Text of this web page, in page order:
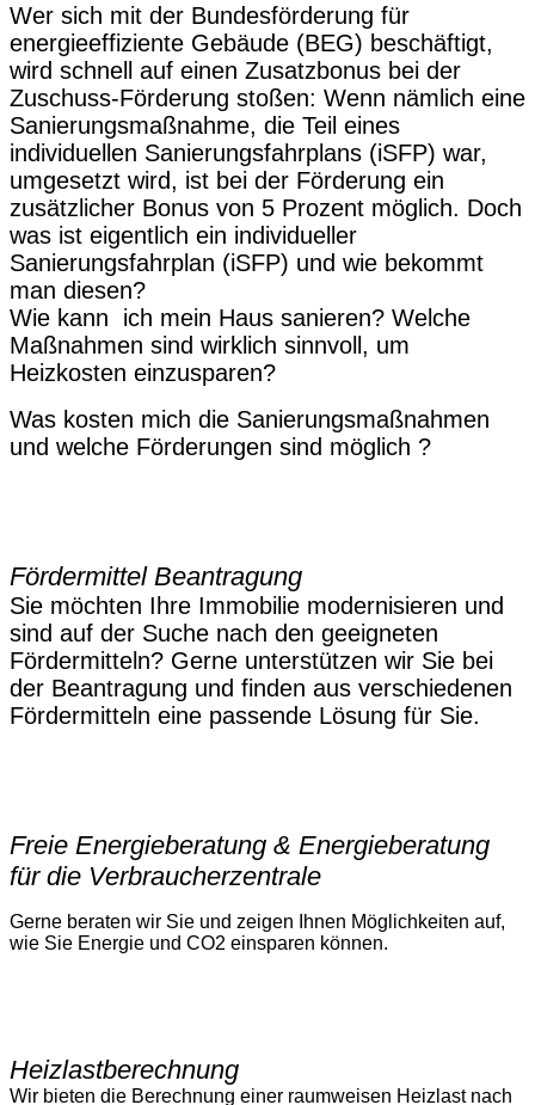
Wer sich mit der Bundesförderung für
energieeffiziente Gebäude (BEG) beschäftigt,
wird schnell auf einen Zusatzbonus bei der
Zuschuss-Förderung stoßen: Wenn nämlich eine
Sanierungsmaßnahme, die Teil eines
individuellen Sanierungsfahrplans (iSFP) war,
umgesetzt wird, ist bei der Förderung ein
zusätzlicher Bonus von 5 Prozent möglich. Doch
was ist eigentlich ein individueller
Sanierungsfahrplan (iSFP) und wie bekommt
man diesen?
Wie kann ich mein Haus sanieren? Welche
Maßnahmen sind wirklich sinnvoll, um
Heizkosten einzusparen?
Was kosten mich die Sanierungsmaßnahmen
und welche Förderungen sind möglich ?
Fördermittel Beantragung
Sie möchten Ihre Immobilie modernisieren und
sind auf der Suche nach den geeigneten
Fördermitteln? Gerne unterstützen wir Sie bei
der Beantragung und finden aus verschiedenen
Fördermitteln eine passende Lösung für Sie.
Freie Energieberatung & Energieberatung
für die Verbraucherzentrale
Gerne beraten wir Sie und zeigen Ihnen Möglichkeiten auf,
wie Sie Energie und CO2 einsparen können.
Heizlastberechnung
Wir bieten die Berechnung einer raumweisen Heizlast nach